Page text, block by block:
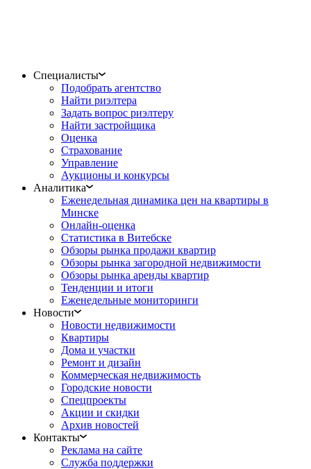
Специалисты
Подобрать агентство
Найти риэлтера
Задать вопрос риэлтеру
Найти застройщика
Оценка
Страхование
Управление
Аукционы и конкурсы
Аналитика
Еженедельная динамика цен на квартиры в
Минске
Онлайн-оценка
Статистика в Витебске
Обзоры рынка продажи квартир
Обзоры рынка загородной недвижимости
Обзоры рынка аренды квартир
Тенденции и итоги
Еженедельные мониторинги
Новости
Новости недвижимости
Квартиры
Дома и участки
Ремонт и дизайн
Коммерческая недвижимость
Городские новости
Спецпроекты
Акции и скидки
Архив новостей
Контакты
Реклама на сайте
Служба поддержки